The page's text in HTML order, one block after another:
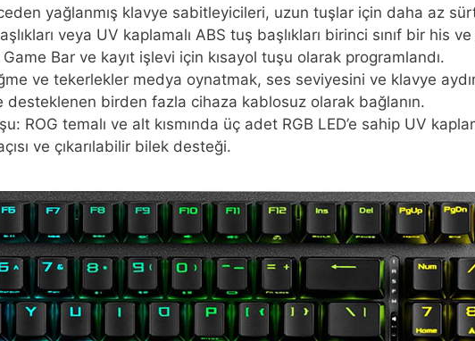
yağlanmış klavye sabitleyicileri, uzun tuşlar için daha az
veya UV kaplamalı ABS tuş başlıkları birinci sınıf bir his
Game Bar ve kayıt işlevi için kısayol tuşu olarak programlandı.
ve tekerlekler medya oynatmak, ses seviyesini ve klavye
desteklenen birden fazla cihaza kablosuz olarak bağlanın.
ROG temalı ve alt kısmında üç adet RGB LED’e sahip UV
ve çıkarılabilir bilek desteği.